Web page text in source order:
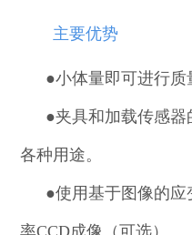
主要优势
●小体量即可进行
●夹具和加载传感
各种用途。
●使用基于图像的
率CCD成像（可选）